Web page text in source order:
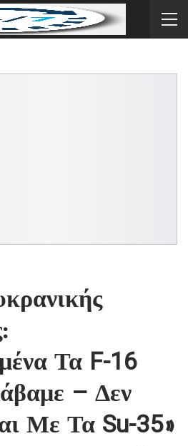
Τα F-16
– Δεν
Με Τα Su-35»